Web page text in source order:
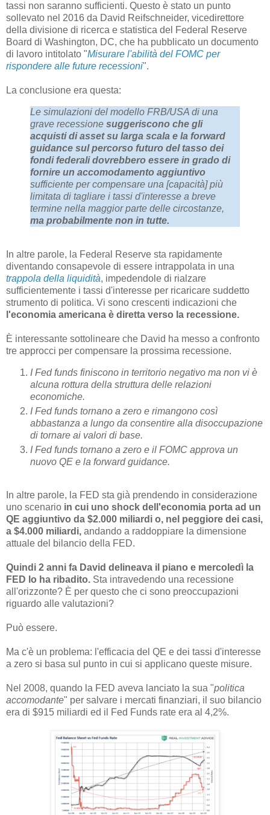
tassi non saranno sufficienti. Questo è stato un punto
sollevato nel 2016 da David Reifschneider, vicedirettore
della divisione di ricerca e statistica del Federal Reserve
Board di Washington, DC, che ha pubblicato un documento
di lavoro intitolato "Misurare l'abilità del FOMC per
rispondere alle future recessioni".
La conclusione era questa:
Le simulazioni del modello FRB/USA di una
grave recessione suggeriscono che gli
acquisti di asset su larga scala e la forward
guidance sul percorso futuro del tasso dei
fondi federali dovrebbero essere in grado di
fornire un accomodamento aggiuntivo
sufficiente per compensare una [capacità] più
limitata di tagliare i tassi d'interesse a breve
termine nella maggior parte delle circostanze,
ma probabilmente non in tutte.
In altre parole, la Federal Reserve sta rapidamente
diventando consapevole di essere intrappolata in una
trappola della liquidità, impedendole di rialzare
sufficientemente i tassi d'interesse per ricaricare suddetto
strumento di politica. Vi sono crescenti indicazioni che
l'economia americana è diretta verso la recessione.
È interessante sottolineare che David ha messo a confronto
tre approcci per compensare la prossima recessione.
I Fed funds finiscono in territorio negativo ma non vi è
alcuna rottura della struttura delle relazioni
economiche.
I Fed funds tornano a zero e rimangono così
abbastanza a lungo da consentire alla disoccupazione
di tornare ai valori di base.
I Fed funds tornano a zero e il FOMC approva un
nuovo QE e la forward guidance.
In altre parole, la FED sta già prendendo in considerazione
uno scenario in cui uno shock dell'economia porta ad un
QE aggiuntivo da $2.000 miliardi o, nel peggiore dei casi,
a $4.000 miliardi, andando a raddoppiare la dimensione
attuale del bilancio della FED.
Quindi 2 anni fa David delineava il piano e mercoledì la
FED lo ha ribadito. Sta intravedendo una recessione
all'orizzonte? È per questo che ci sono preoccupazioni
riguardo alle valutazioni?
Può essere.
Ma c'è un problema: l'efficacia del QE e dei tassi d'interesse
a zero si basa sul punto in cui si applicano queste misure.
Nel 2008, quando la FED aveva lanciato la sua "politica
accomodante" per salvare i mercati finanziari, il suo bilancio
era di $915 miliardi ed il Fed Funds rate era al 4,2%.